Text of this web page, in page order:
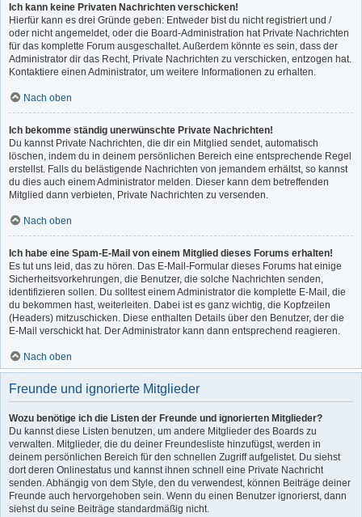
Ich kann keine Privaten Nachrichten verschicken!
Hierfür kann es drei Gründe geben: Entweder bist du nicht registriert und /
oder nicht angemeldet, oder die Board-Administration hat Private Nachrichten
für das komplette Forum ausgeschaltet. Außerdem könnte es sein, dass der
Administrator dir das Recht, Private Nachrichten zu verschicken, entzogen hat.
Kontaktiere einen Administrator, um weitere Informationen zu erhalten.
Nach oben
Ich bekomme ständig unerwünschte Private Nachrichten!
Du kannst Private Nachrichten, die dir ein Mitglied sendet, automatisch
löschen, indem du in deinem persönlichen Bereich eine entsprechende Regel
erstellst. Falls du belästigende Nachrichten von jemandem erhältst, so kannst
du dies auch einem Administrator melden. Dieser kann dem betreffenden
Mitglied dann verbieten, Private Nachrichten zu versenden.
Nach oben
Ich habe eine Spam-E-Mail von einem Mitglied dieses Forums erhalten!
Es tut uns leid, das zu hören. Das E-Mail-Formular dieses Forums hat einige
Sicherheitsvorkehrungen, die Benutzer, die solche Nachrichten senden,
identifizieren sollen. Du solltest einem Administrator die komplette E-Mail, die
du bekommen hast, weiterleiten. Dabei ist es ganz wichtig, die Kopfzeilen
(Headers) mitzuschicken. Diese enthalten Details über den Benutzer, der die
E-Mail verschickt hat. Der Administrator kann dann entsprechend reagieren.
Nach oben
Freunde und ignorierte Mitglieder
Wozu benötige ich die Listen der Freunde und ignorierten Mitglieder?
Du kannst diese Listen benutzen, um andere Mitglieder des Boards zu
verwalten. Mitglieder, die du deiner Freundesliste hinzufügst, werden in
deinem persönlichen Bereich für den schnellen Zugriff aufgelistet. Du siehst
dort deren Onlinestatus und kannst ihnen schnell eine Private Nachricht
senden. Abhängig von dem Style, den du verwendest, können Beiträge deiner
Freunde auch hervorgehoben sein. Wenn du einen Benutzer ignorierst, dann
siehst du seine Beiträge standardmäßig nicht.